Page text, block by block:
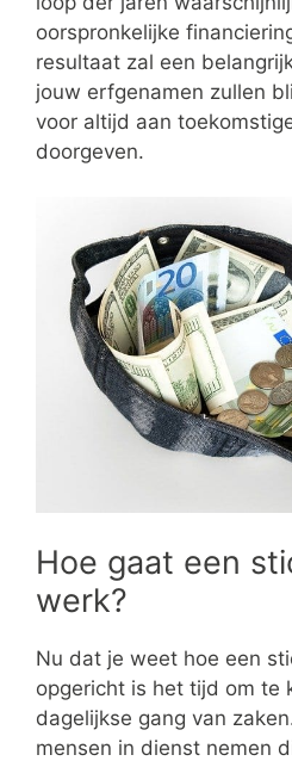
oorspronkelijke
resultaat zal een
jouw erfgenamen zullen
voor altijd aan
doorgeven.
Hoe gaat een
werk?
Nu dat je weet hoe een
opgericht is het tijd om te
dagelijkse gang van
mensen in dienst nemen